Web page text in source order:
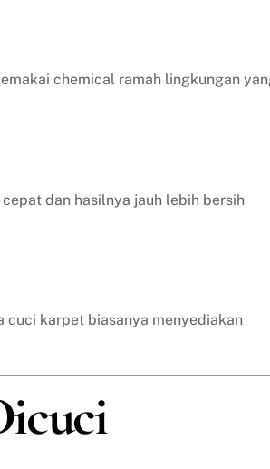
chemical ramah lingkungan
dan hasilnya jauh lebih bersih
karpet biasanya menyediakan